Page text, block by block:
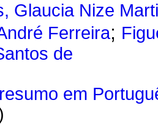
Glaucia Nize
Ferreira;
de
resumo em